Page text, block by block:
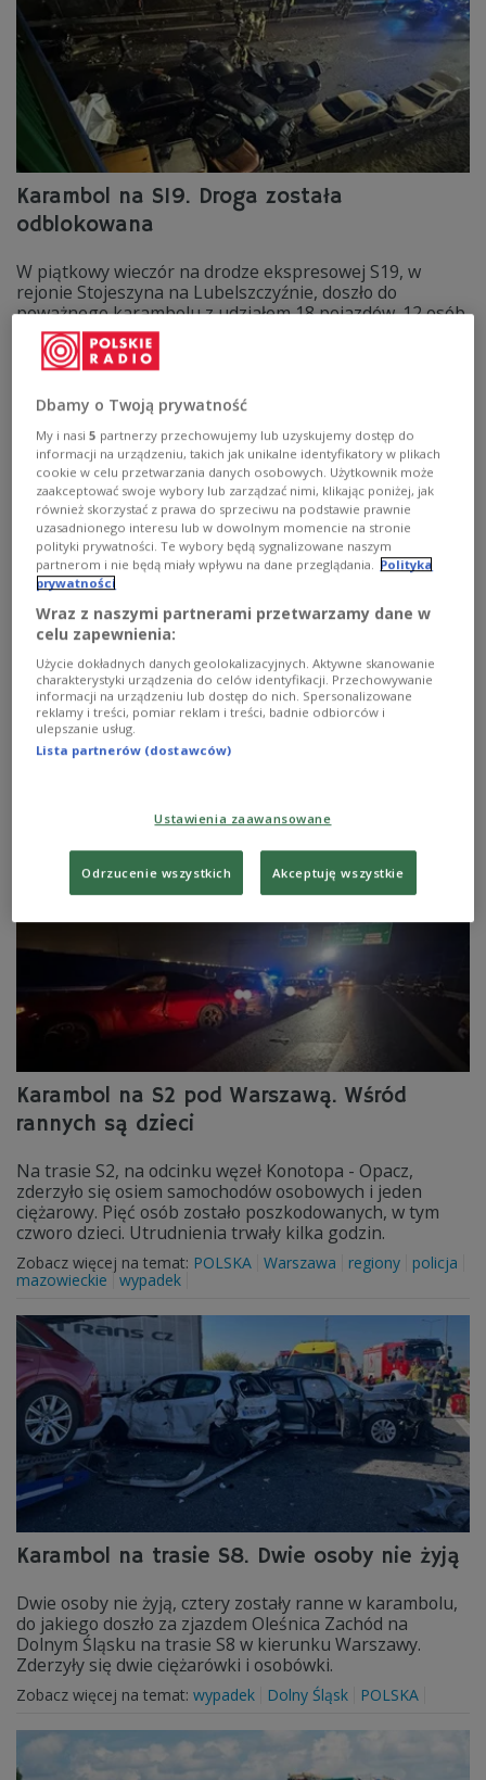
Karambol na S19. Droga została
odblokowana
W piątkowy wieczór na drodze ekspresowej S19, w
rejonie Stojeszyna na Lubelszczyźnie, doszło do
poważnego karambolu z udziałem 18 pojazdów. 12 osób
zostało rannych i trafiło do szpitali, na szczęście nikt nie
zginął. W sobotę w godzinach porannych droga została
odblokowana.
Zobacz więcej na temat:POLSKA
Karambol na A4. Zderzyło się 14 pojazdów
Do karambolu doszło na opolskim odcinku autostrady
A4 w okolicach Góry Świętej Anny. W sumie zderzyło się
Zobacz więcej na temat:POLSKA wypadek
Karambol na S2 pod Warszawą. Wśród
rannych są dzieci
Na trasie S2, na odcinku węzeł Konotopa - Opacz,
zderzyło się osiem samochodów osobowych i jeden
ciężarowy. Pięć osób zostało poszkodowanych, w tym
czworo dzieci. Utrudnienia trwały kilka godzin.
Zobacz więcej na temat: POLSKA Warszawa regiony
policja
mazowieckie
wypadek
Karambol na trasie S8. Dwie osoby nie żyją
Dwie osoby nie żyją, cztery zostały ranne w karambolu,
do jakiego doszło za zjazdem Oleśnica Zachód na
Dolnym Śląsku na trasie S8 w kierunku Warszawy.
Zderzyły się dwie ciężarówki i osobówki.
Zobacz więcej na temat: wypadek Dolny Śląsk POLSKA
Dbamy o Twoją prywatność
My i nasi5 partnerzy przechowujemy lub uzyskujemy dostęp do
informacji na urządzeniu, takich jak unikalne identyfikatory w plikach
cookie w celu przetwarzania danych osobowych. Użytkownik może
zaakceptować swoje wybory lub zarządzać nimi, klikając poniżej, jak
również skorzystać z prawa do sprzeciwu na podstawie prawnie
uzasadnionego interesu lub w dowolnym momencie na stronie
polityki prywatności. Te wybory będą sygnalizowane naszym
partnerom i nie będą miały wpływu na dane przeglądania.
Polityka
prywatności
Wraz z naszymi partnerami przetwarzamy dane w
celu zapewnienia:
Użycie dokładnych danych geolokalizacyjnych. Aktywne skanowanie
charakterystyki urządzenia do celów identyfikacji. Przechowywanie
informacji na urządzeniu lub dostęp do nich. Spersonalizowane
reklamy i treści, pomiar reklam i treści, badnie odbiorców i
ulepszanie usług.
Lista partnerów (dostawców)
Ustawienia zaawansowane
Odrzucenie wszystkich Akceptuję wszystkie